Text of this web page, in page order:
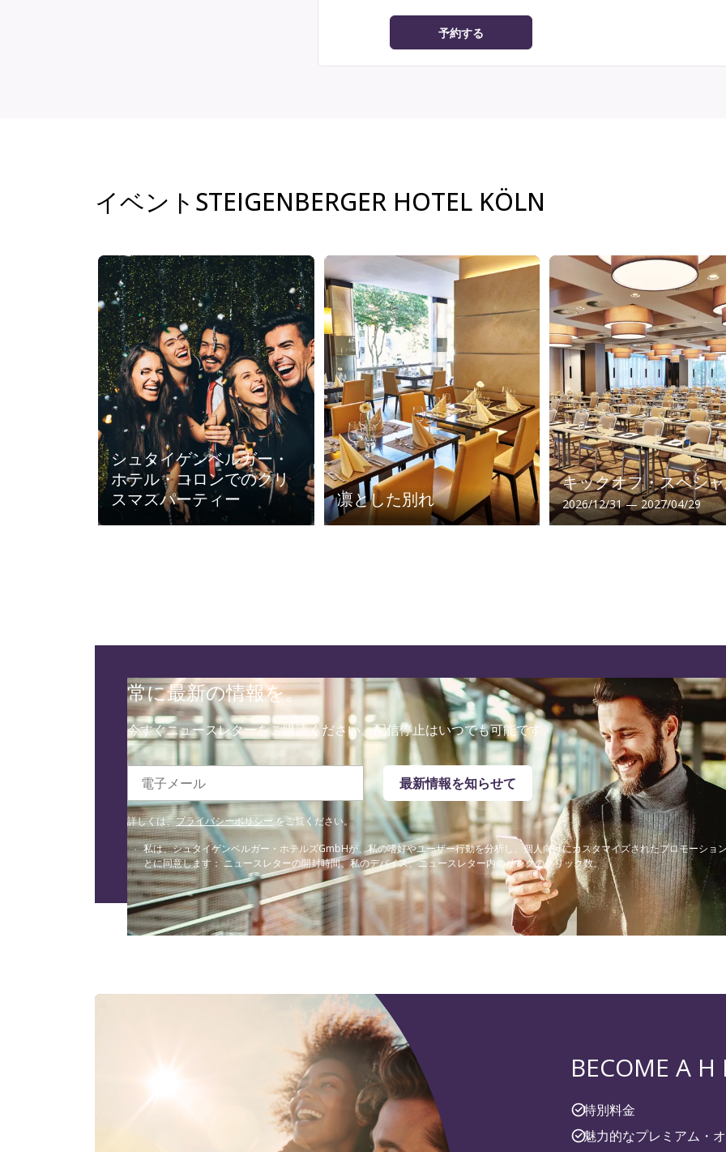
予約する
イベントSTEIGENBERGER HOTEL KÖLN
carousel.aria_current_slide
シュタイゲンベルガー・
ホテル・コロンでのクリ
スマスパーティー
凛とした別れ
キックオフ・スペシ
2026/12/31 — 2027/04/29
常に最新の情報を。
今すぐニュースレターをご購読ください。配信停止はいつでも可能です。
電子メール 最新情報を知らせて
詳しくは、プライバシーポリシー をご覧ください。
私は、シュタイゲンベルガー・ホテルズGmbHが、私の嗜好やユーザー行動を分析し、個人向けにカスタマイズされたプロモーショ
とに同意します： ニュースレターの開封時間、私のデバイス、ニュースレター内のリンクのクリック数。
BECOME A H
特別料金
魅力的なプレミアム・